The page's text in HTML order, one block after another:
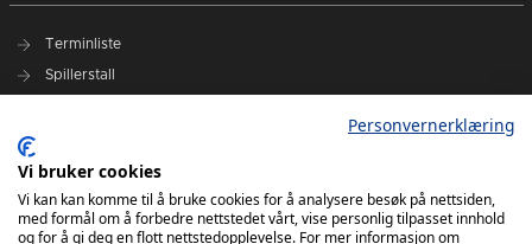
Terminliste
Spillerstall
Målklubben
Personvernerklæring
Vi bruker cookies
Vi kan kan komme til å bruke cookies for å analysere besøk på nettsiden,
med formål om å forbedre nettstedet vårt, vise personlig tilpasset innhold
og for å gi deg en flott nettstedopplevelse. For mer informasjon om